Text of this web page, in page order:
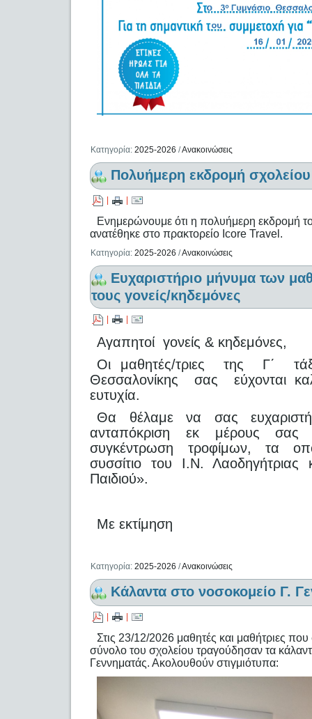
Κατηγορία:2025-2026 /Ανακοινώσεις
Πολυήμερη εκδρομή σχολείου
Ενημερώνουμε ότι η πολυήμερη εκδρομή
ανατέθηκε στο πρακτορείο Icore Travel.
Κατηγορία:2025-2026 /Ανακοινώσεις
Ευχαριστήριο μήνυμα των
τους γονείς/κηδεμόνες
Αγαπητοί γονείς & κηδεμόνες,
Οι μαθητές/τριες της Γ΄
Θεσσαλονίκης σας εύχονται
ευτυχία.
Θα θέλαμε να σας
ανταπόκριση εκ μέρους
συγκέντρωση τροφίμων, τα
συσσίτιο του Ι.Ν.
Παιδιού».
Με εκτίμηση
Κατηγορία:2025-2026 /Ανακοινώσεις
Κάλαντα στο νοσοκομείο Γ.
| |
Στις 23/12/2026 μαθητές και μαθήτριες
σύνολο του σχολείου τραγούδησαν τα
Γεννηματάς. Ακολουθούν στιγμιότυπα: